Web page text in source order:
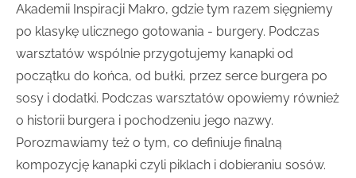
Akademii Inspiracji Makro, gdzie tym razem sięgniemy
po klasykę ulicznego gotowania - burgery. Podczas
warsztatów wspólnie przygotujemy kanapki od
początku do końca, od bułki, przez serce burgera po
sosy i dodatki. Podczas warsztatów opowiemy również
o historii burgera i pochodzeniu jego nazwy.
Porozmawiamy też o tym, co definiuje finalną
kompozycję kanapki czyli piklach i dobieraniu sosów.